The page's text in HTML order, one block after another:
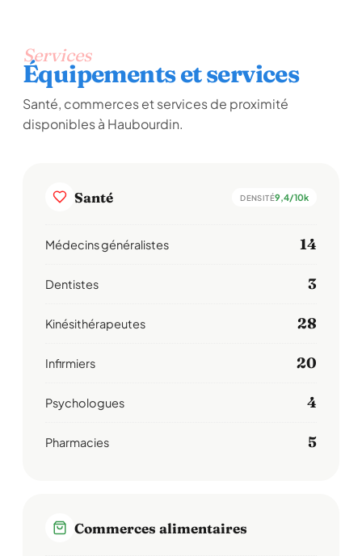
Services
Équipements et services
Santé, commerces et services de proximité
disponibles à Haubourdin.
Santé DENSITÉ9,4/10k
Médecins généralistes 14
Dentistes 3
Kinésithérapeutes 28
Infirmiers 20
Psychologues 4
Pharmacies 5
Commerces alimentaires